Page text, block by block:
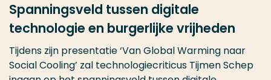
Spanningsveld tussen digitale
technologie en burgerlijke vrijheden
Tijdens zijn presentatie ‘Van Global Warming naar
Social Cooling’ zal technologiecriticus Tijmen Schep